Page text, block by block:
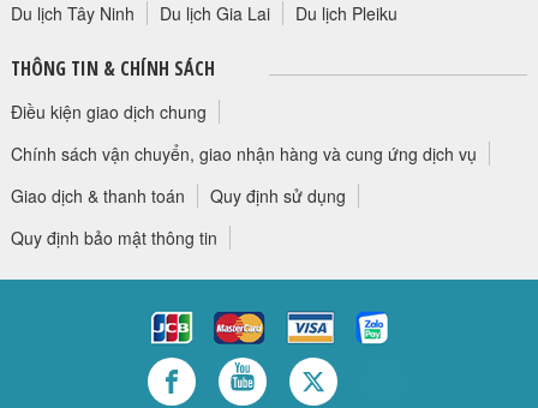
Du lịch Tây Ninh
Du lịch Gia Lai Du lịch Pleiku
THÔNG TIN & CHÍNH SÁCH
Điều kiện giao dịch chung
Chính sách vận chuyển, giao nhận hàng và cung ứng dịch vụ
Giao dịch & thanh toán
Quy định sử dụng
Quy định bảo mật thông tin